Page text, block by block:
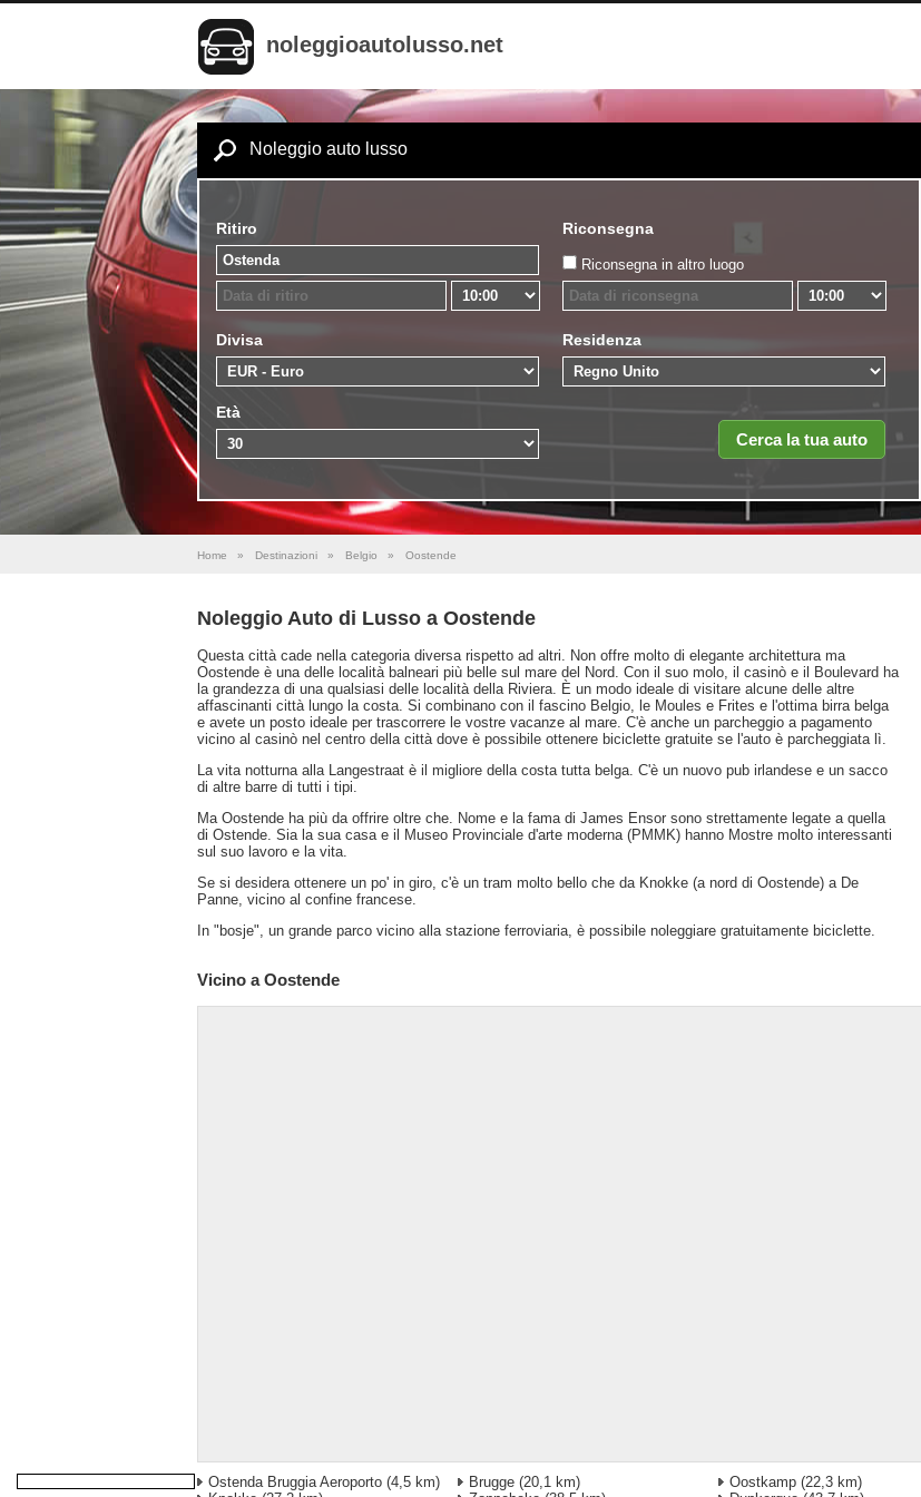
noleggioautolusso.net
Noleggio auto lusso
Ritiro Riconsegna
Riconsegna in altro luogo
Divisa Residenza
Età
Home » Destinazioni » Belgio » Oostende
Noleggio Auto di Lusso a Oostende
Questa città cade nella categoria diversa rispetto ad altri. Non offre molto di elegante architettura ma
Oostende è una delle località balneari più belle sul mare del Nord. Con il suo molo, il casinò e il Boulevard ha
la grandezza di una qualsiasi delle località della Riviera. È un modo ideale di visitare alcune delle altre
affascinanti città lungo la costa. Si combinano con il fascino Belgio, le Moules e Frites e l'ottima birra belga
e avete un posto ideale per trascorrere le vostre vacanze al mare. C'è anche un parcheggio a pagamento
vicino al casinò nel centro della città dove è possibile ottenere biciclette gratuite se l'auto è parcheggiata lì.
La vita notturna alla Langestraat è il migliore della costa tutta belga. C'è un nuovo pub irlandese e un sacco
di altre barre di tutti i tipi.
Ma Oostende ha più da offrire oltre che. Nome e la fama di James Ensor sono strettamente legate a quella
di Ostende. Sia la sua casa e il Museo Provinciale d'arte moderna (PMMK) hanno Mostre molto interessanti
sul suo lavoro e la vita.
Se si desidera ottenere un po' in giro, c'è un tram molto bello che da Knokke (a nord di Oostende) a De
Panne, vicino al confine francese.
In "bosje", un grande parco vicino alla stazione ferroviaria, è possibile noleggiare gratuitamente biciclette.
Vicino a Oostende
Ostenda Bruggia Aeroporto (4,5 km) Brugge (20,1 km) Oostkamp (22,3 km)